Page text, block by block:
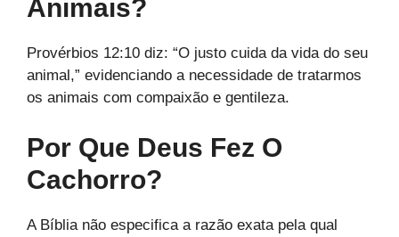
Animais?
Provérbios 12:10 diz: “O justo cuida da vida do seu
animal,” evidenciando a necessidade de tratarmos
os animais com compaixão e gentileza.
Por Que Deus Fez O
Cachorro?
A Bíblia não especifica a razão exata pela qual